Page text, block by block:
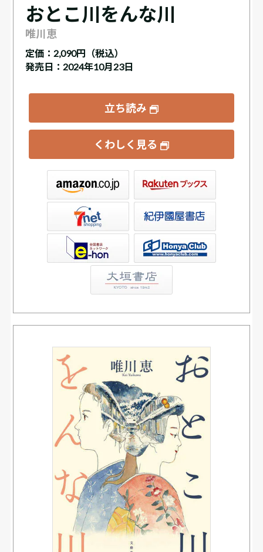
おとこ川をんな川
唯川恵
定価： 2,090円（税込）
発売日：2024年10月23日
立ち読み
くわしく見る
書店ウェブストア